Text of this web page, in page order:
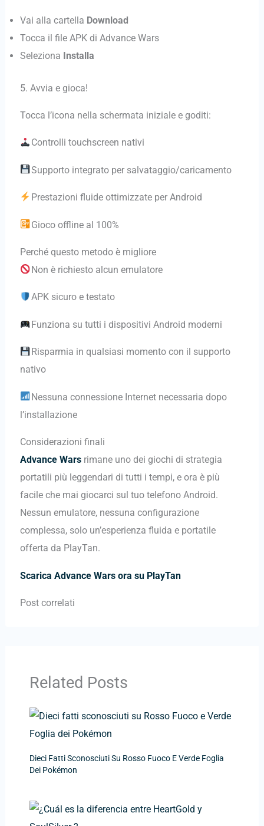
Vai alla cartella Download
Tocca il file APK di Advance Wars
Seleziona Installa
5. Avvia e gioca!
Tocca l’icona nella schermata iniziale e goditi:
Controlli touchscreen nativi
Supporto integrato per salvataggio/caricamento
Prestazioni fluide ottimizzate per Android
Gioco offline al 100%
Perché questo metodo è migliore
Non è richiesto alcun emulatore
APK sicuro e testato
Funziona su tutti i dispositivi Android moderni
Risparmia in qualsiasi momento con il supporto
nativo
Nessuna connessione Internet necessaria dopo
l’installazione
Considerazioni finali
Advance Warsrimane uno dei giochi di strategia
portatili più leggendari di tutti i tempi, e ora è più
facile che mai giocarci sul tuo telefono Android.
Nessun emulatore, nessuna configurazione
complessa, solo un’esperienza fluida e portatile
offerta da PlayTan.
Scarica Advance Wars ora su PlayTan
Post correlati
Related Posts
Dieci Fatti Sconosciuti Su Rosso Fuoco E Verde Foglia
Dei Pokémon